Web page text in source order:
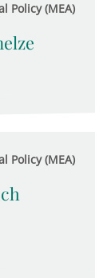
Policy (MEA)
Policy (MEA)